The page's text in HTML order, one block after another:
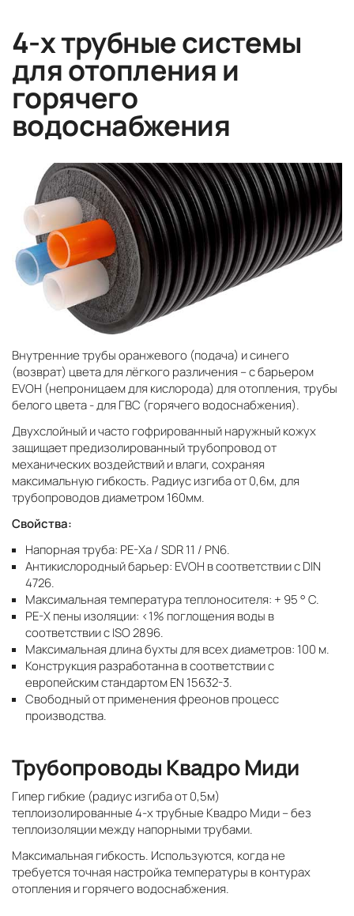
4-х трубные системы
для отопления и
горячего
водоснабжения
Внутренние трубы оранжевого (подача) и синего
(возврат) цвета для лёгкого различения – с барьером
EVOH (непроницаем для кислорода) для отопления, трубы
белого цвета - для ГВС (горячего водоснабжения).
Двухслойный и часто гофрированный наружный кожух
защищает предизолированный трубопровод от
механических воздействий и влаги, сохраняя
максимальную гибкость. Радиус изгиба от 0,6м, для
трубопроводов диаметром 160мм.
Свойства:
Напорная труба: PE-Xa / SDR 11 / PN6.
Антикислородный барьер: EVOH в соответствии с DIN
4726.
Максимальная температура теплоносителя: + 95 ° C.
PE-X пены изоляции: <1% поглощения воды в
соответствии с ISO 2896.
Максимальная длина бухты для всех диаметров: 100 м.
Конструкция разработанна в соответствии с
европейским стандартом EN 15632-3.
Свободный от применения фреонов процесс
производства.
Трубопроводы Квадро Миди
Гипер гибкие (радиус изгиба от 0,5м)
теплоизолированные 4-х трубные Квадро Миди – без
теплоизоляции между напорными трубами.
Максимальная гибкость. Используются, когда не
требуется точная настройка температуры в контурах
отопления и горячего водоснабжения.